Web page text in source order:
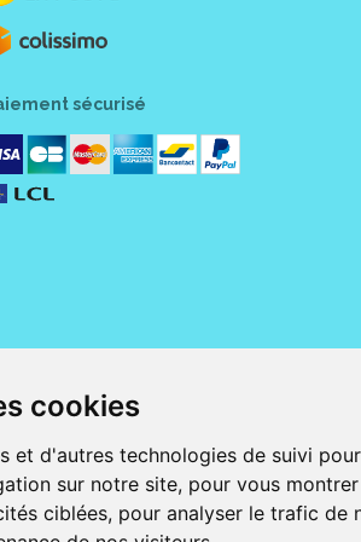
cookies
et d'autres technologies de suivi
sur notre site, pour vous
ciblées, pour analyser le trafic de
sécurisé
Jeanne d' Harcourt, 80300 Albert.
ordonnance.
et iPod touch), ou sur Google Play (pour Androïd 5.0 ou
Bancontact, PayPal.